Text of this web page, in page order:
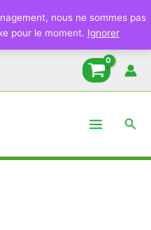
nous ne sommes pas
pour le moment. Ignorer